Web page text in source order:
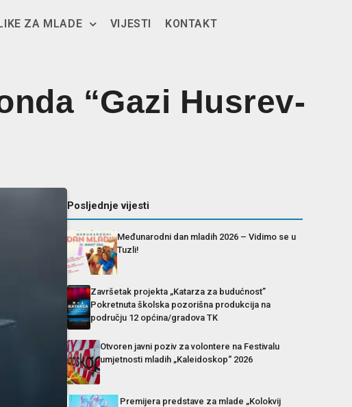
ZA MLADE VIJESTI KONTAKT
“Gazi Husrev-
Posljednje vijesti
Međunarodni dan mladih 2026 – Vidimo se u
Tuzli!
Završetak projekta „Katarza za budućnost”
Pokretnuta školska pozorišna produkcija na
području 12 općina/gradova TK
Otvoren javni poziv za volontere na Festivalu
umjetnosti mladih „Kaleidoskop“ 2026
Premijera predstave za mlade „Kolokvij